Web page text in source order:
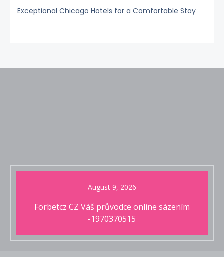
Exceptional Chicago Hotels for a Comfortable Stay
August 9, 2026
Forbetcz CZ Váš průvodce online sázením
-1970370515